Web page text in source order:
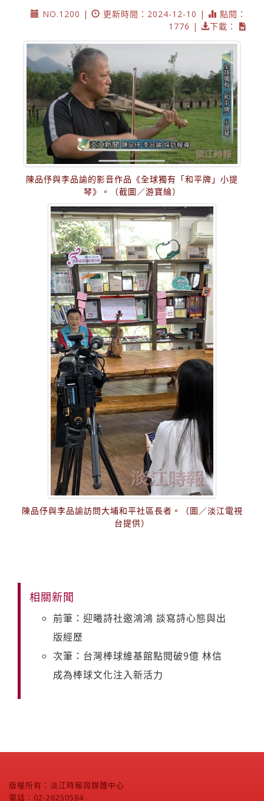
NO.1200 |
更新時間：2024-12-10 |
點閱：
1776 |
下載：
陳品伃與李品諭的影音作品《全球獨有「和平牌」小提
琴》。（截圖／游寶綸）
陳品伃與李品諭訪問大埔和平社區長者。（圖／淡江電視
台提供）
相關新聞
前筆：迎曦詩社邀鴻鴻 談寫詩心態與出
版經歷
次筆：台灣棒球維基館點閱破9億 林信
成為棒球文化注入新活力
版權所有：淡江時報與媒體中心
電話：02-26250584